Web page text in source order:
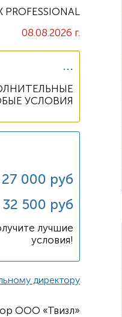
PROFESSIONAL
08.08.2026 г.
...
УСЛОВИЯ
27 000 руб
32 500 руб
лучшие
условия!
директору
ООО «Твизл»